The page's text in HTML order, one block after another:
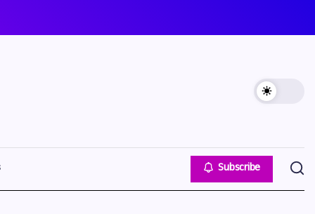
Subscribe